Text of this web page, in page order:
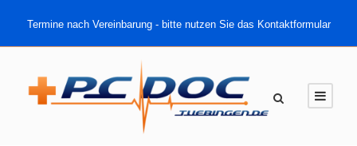
Termine nach Vereinbarung - bitte nutzen Sie das Kontaktformular